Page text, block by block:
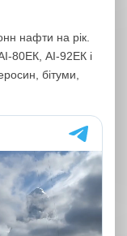
нафти на рік.
80ЕК, АІ-92ЕК і
бітуми,